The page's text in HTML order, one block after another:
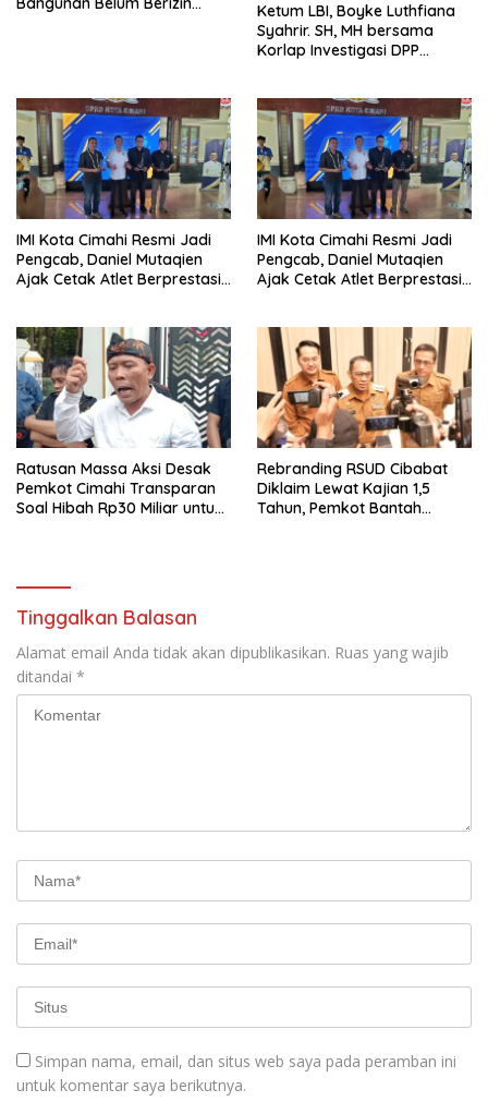
Ketum LBI, Boyke Luthfiana
Syahrir. SH, MH bersama
Korlap Investigasi DPP
Pembangunan Datatel
Diduga Belum Berizin di
Parungponteng,
IMI Kota Cimahi Resmi Jadi
Pengcab, Daniel Mutaqien
Ajak Cetak Atlet Berprestasi
IMI Kota Cimahi Resmi Jadi
Pengcab, Daniel Mutaqien
Ajak Cetak Atlet Berprestasi
Ratusan Massa Aksi Desak
Pemkot Cimahi Transparan
Soal Hibah Rp30 Miliar untuk
Rebranding RSUD Cibabat
Diklaim Lewat Kajian 1,5
Tahun, Pemkot Bantah
Tinggalkan Balasan
Alamat email Anda tidak akan dipublikasikan. Ruas yang wajib
ditandai *
Simpan nama, email, dan situs web saya pada peramban ini
untuk komentar saya berikutnya.